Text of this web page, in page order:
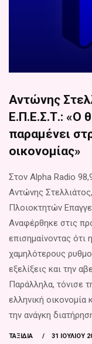
Αντώνης
Ε.Π.Ε.Σ.Τ.: «Ο
παραμένει
οικονομίας»
Στον Alpha Radio
Αντώνης
Πλοιοκτητών
Αναφέρθηκε στις
επισημαίνοντας ότι
χαμηλότερους
εξελίξεις και την
Παράλληλα, τόνισε
ελληνική οικονομία
την ανάγκη
ΤΑΞΊΔΙΑ 31 ΙΟΥΛΊΟΥ